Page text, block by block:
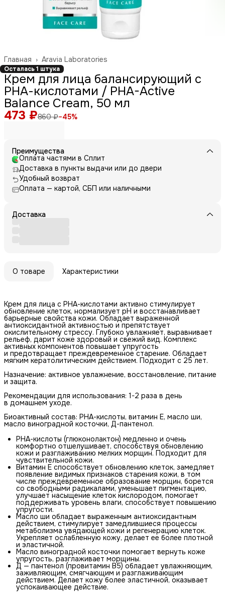
Aravia Laboratories
Главная ›
Осталась 1 штука
Крем для лица балансирующий с
РНА-кислотами / PHA-Active
Balance Cream, 50 мл
473 ₽860 ₽−45%
Преимущества
Оплата частями в Сплит
Доставка в пункты выдачи или до двери
Удобный возврат
Оплата — картой, СБП или наличными
Доставка
О товаре Характеристики
Крем для лица с РНА-кислотами активно стимулирует
обновление клеток, нормализует рН и восстанавливает
барьерные свойства кожи. Обладает выраженной
антиоксидантной активностью и препятствует
окислительному стрессу. Глубоко увлажняет, выравнивает
рельеф, дарит коже здоровый и свежий вид. Комплекс
активных компонентов повышает упругость
и предотвращает преждевременное старение. Обладает
мягким кератолитическим действием. Подходит с 25 лет.
Назначение: активное увлажнение, восстановление, питание
и защита.
Рекомендации для использования: 1-2 раза в день
в домашнем уходе.
Биоактивный состав: РНА-кислоты, витамин Е, масло ши,
масло виноградной косточки, Д-пантенол.
РНА-кислоты (глюконолактон) медленно и очень
комфортно отшелушивает, способствуя обновлению
кожи и разглаживанию мелких морщин. Подходит для
чувствительной кожи.
Витамин Е способствует обновлению клеток, замедляет
появление видимых признаков старения кожи, в том
числе преждевременное образование морщин, борется
со свободными радикалами, уменьшает пигментацию,
улучшает насыщение клеток кислородом, помогает
поддерживать уровень влаги, способствует повышению
упругости.
Масло ши обладает выраженным антиоксидантным
действием, стимулирует замедлившиеся процессы
метаболизма увядающей кожи и регенерацию клеток.
Укрепляет ослабленную кожу, делает ее более плотной
и эластичной.
Масло виноградной косточки помогает вернуть коже
упругость, разглаживает морщины.
Д — пантенол (провитамин В5) обладает увлажняющим,
заживляющим, смягчающим и разглаживающим
действием. Делает кожу более эластичной, оказывает
успокаивающее действие.